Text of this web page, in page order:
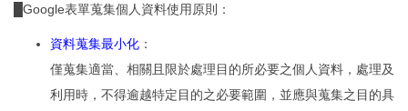
█Google表單蒐集個人資料使用原則：
資料蒐集最小化 ：
僅蒐集適當、相關且限於處理目的所必要之個人資料，處理及
利用時，不得逾越特定目的之必要範圍，並應與蒐集之目的具